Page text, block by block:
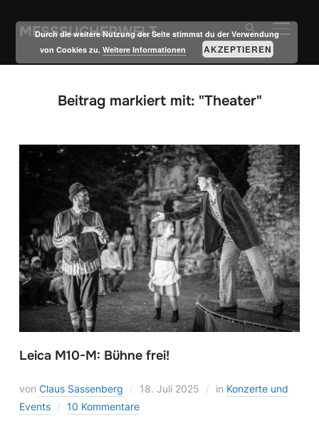
MESSSUCHERWELT
Beitrag markiert mit: "Theater"
Leica M10-M: Bühne frei!
von Claus Sassenberg 18. Juli 2025 in Konzerte und
Events
10 Kommentare
Durch die weitere Nutzung der Seite stimmst du der Verwendung
von Cookies zu.Weitere Informationen AKZEPTIEREN